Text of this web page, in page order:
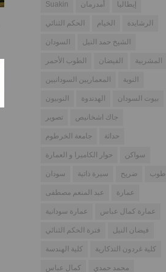
Suakin أمدرمان إيطاليا
الحكم الثنائي الخيام الرشايدة
السودان الشيخ حمد النيل
الطوب الأحمر الفيضان المشربية
المعماريين السودانيين النوبة
النوبيون الهدندوة بيوت السودان
تصوير جاك اشخانيص
جامعة الخرطوم حداثة
حوار الكاميرا و العمارة سواكن
سودان سيرة ذاتية ضريح طوب
عبد المنعم مصطفى عمارة
عمارة سودانية عمارة كمال عباس
فترة الحكم الثنائي فيضان النيل
كلية الهندسة كلية غردون التذكارية
كمال عباس محمد حمدي